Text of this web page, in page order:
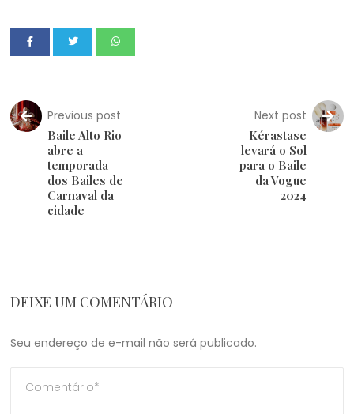
Previous post
Baile Alto Rio
abre a
temporada
dos Bailes de
Carnaval da
cidade
Next post
Kérastase
levará o Sol
para o Baile
da Vogue
2024
DEIXE UM COMENTÁRIO
Seu endereço de e-mail não será publicado.